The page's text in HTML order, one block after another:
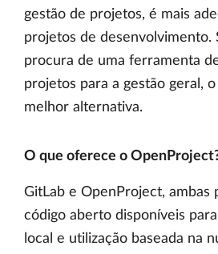
gestão de projetos, é mais
projetos de desenvolvimento.
procura de uma ferramenta
projetos para a gestão geral,
melhor alternativa.
O que oferece o
GitLab e OpenProject, ambas
código aberto disponíveis
local e utilização baseada na